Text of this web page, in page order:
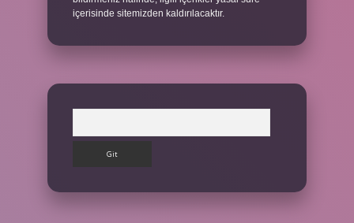
içerisinde sitemizden kaldırılacaktır.